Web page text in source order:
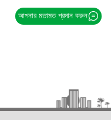
আপনার মতামত প্রদান করুন